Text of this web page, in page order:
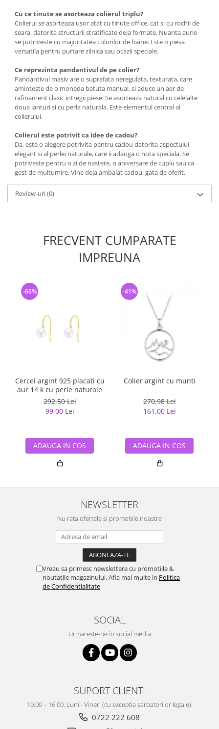
Cu ce tinute se asorteaza colierul triplu?
Colierul se asorteaza usor atat cu tinute office, cat si cu rochii de
seara, datorita structurii stratificate deja formate. Nuanta aurie
se potriveste cu majoritatea culorilor de haine. Este o piesa
versatila pentru purtare zilnica sau ocazii speciale.
Ce reprezinta pandantivul de pe colier?
Pandantivul masiv are o suprafata neregulata, texturata, care
aminteste de o moneda batuta manual, si aduce un aer de
rafinament clasic intregii piese. Se asorteaza natural cu celelalte
doua lanturi si cu perla naturala. Este elementul central al
colierului.
Colierul este potrivit ca idee de cadou?
Da, este o alegere potrivita pentru cadou datorita aspectului
elegant si al perlei naturale, care ii adauga o nota speciala. Se
potriveste pentru o zi de nastere, o aniversare de cuplu sau ca
gest de multumire. Vine deja ambalat cadou, gata de oferit.
Review-uri(0)
FRECVENT CUMPARATE
IMPREUNA
Cercei argint 925 placati cu
aur 14 k cu perle naturale
292,50 Lei
99,00 Lei
-66%
ADAUGA IN COS
Colier argint cu munti
270,98 Lei
161,00 Lei
-41%
ADAUGA IN COS
NEWSLETTER
Nu rata ofertele si promotiile noastre
Vreau sa primesc newslettere cu promotiile &
noutatile magazinului. Afla mai multe in Politica
de Confidentialitate
SOCIAL
Urmareste-ne in social media
SUPORT CLIENTI
10.00 – 16.00, Luni - Vineri (cu exceptia sarbatorilor legale).
0722 222 608